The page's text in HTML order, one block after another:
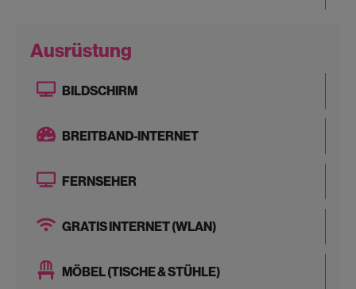
Ausrüstung
BILDSCHIRM
BREITBAND-INTERNET
FERNSEHER
GRATIS INTERNET (WLAN)
MÖBEL (TISCHE & STÜHLE)